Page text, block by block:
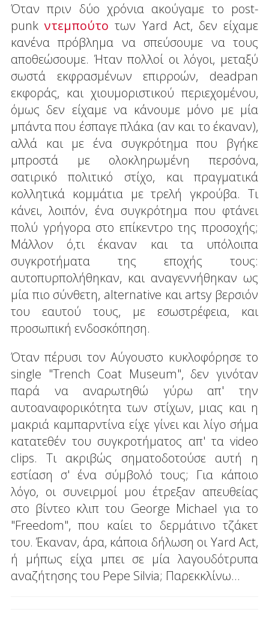
Όταν πριν δύο χρόνια ακούγαμε το post-
punkντεμπούτο των Yard Act, δεν είχαμε
κανένα πρόβλημα να σπεύσουμε να τους
αποθεώσουμε. Ήταν πολλοί οι λόγοι, μεταξύ
σωστά εκφρασμένων επιρροών, deadpan
εκφοράς, και χιουμοριστικού περιεχομένου,
όμως δεν είχαμε να κάνουμε μόνο με μία
μπάντα που έσπαγε πλάκα (αν και το έκαναν),
αλλά και με ένα συγκρότημα που βγήκε
μπροστά με ολοκληρωμένη περσόνα,
σατιρικό πολιτικό στίχο, και πραγματικά
κολλητικά κομμάτια με τρελή γκρούβα. Τι
κάνει, λοιπόν, ένα συγκρότημα που φτάνει
πολύ γρήγορα στο επίκεντρο της προσοχής;
Μάλλον ό,τι έκαναν και τα υπόλοιπα
συγκροτήματα της εποχής τους:
αυτοπυρπολήθηκαν, και αναγεννήθηκαν ως
μία πιο σύνθετη, alternative και artsy βερσιόν
του εαυτού τους, με εσωστρέφεια, και
προσωπική ενδοσκόπηση.
Όταν πέρυσι τον Αύγουστο κυκλοφόρησε το
single "Trench Coat Museum", δεν γινόταν
παρά να αναρωτηθώ γύρω απ' την
αυτοαναφορικότητα των στίχων, μιας και η
μακριά καμπαρντίνα είχε γίνει και λίγο σήμα
κατατεθέν του συγκροτήματος απ' τα video
clips. Τι ακριβώς σηματοδοτούσε αυτή η
εστίαση σ' ένα σύμβολό τους; Για κάποιο
λόγο, οι συνειρμοί μου έτρεξαν απευθείας
στο βίντεο κλιπ του George Michael για το
"Freedom", που καίει το δερμάτινο τζάκετ
του. Έκαναν, άρα, κάποια δήλωση οι Yard Act,
ή μήπως είχα μπει σε μία λαγουδότρυπα
αναζήτησης του Pepe Silvia; Παρεκκλίνω…